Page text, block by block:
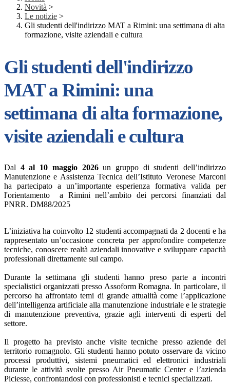
Novità >
Le notizie >
Gli studenti dell'indirizzo MAT a Rimini: una settimana di alta
formazione, visite aziendali e cultura
Gli studenti dell'indirizzo
MAT a Rimini: una
settimana di alta formazione,
visite aziendali e cultura
Dal 4 al 10 maggio 2026un gruppo di studenti dell’indirizzo
Manutenzione e Assistenza Tecnica dell’Istituto Veronese Marconi
ha partecipato a un’importante esperienza formativa valida per
l'orientamento a Rimini nell’ambito dei percorsi finanziati dal
PNRR. DM88/2025
L’iniziativa ha coinvolto 12 studenti accompagnati da 2 docenti e ha
rappresentato un’occasione concreta per approfondire competenze
tecniche, conoscere realtà aziendali innovative e sviluppare capacità
professionali direttamente sul campo.
Durante la settimana gli studenti hanno preso parte a incontri
specialistici organizzati presso Assoform Romagna. In particolare, il
percorso ha affrontato temi di grande attualità come l’applicazione
dell’intelligenza artificiale alla manutenzione industriale e le strategie
di manutenzione preventiva, grazie agli interventi di esperti del
settore.
Il progetto ha previsto anche visite tecniche presso aziende del
territorio romagnolo. Gli studenti hanno potuto osservare da vicino
processi produttivi, sistemi pneumatici ed elettronici industriali
durante le attività svolte presso Air Pneumatic Center e l’azienda
Piciesse, confrontandosi con professionisti e tecnici specializzati.